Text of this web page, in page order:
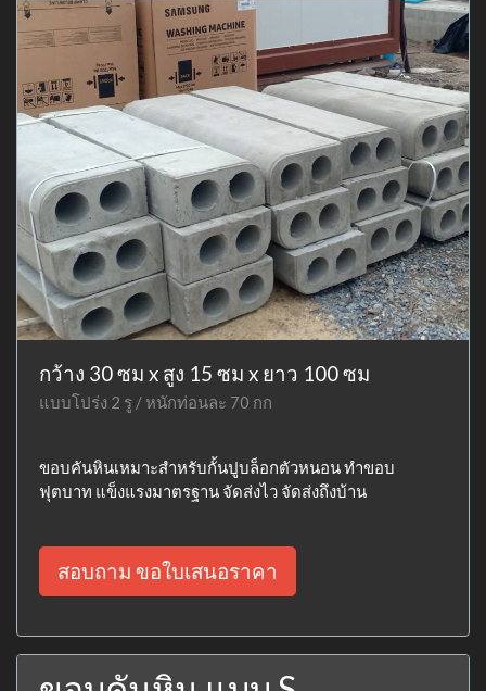
กว้าง 30 ซม x สูง 15 ซม x ยาว 100 ซม
แบบโปร่ง 2 รู / หนักท่อนละ 70 กก
ขอบคันหินเหมาะสำหรับกั้นปูบล็อกตัวหนอน ทำขอบ
ฟุตบาท แข็งแรงมาตรฐาน จัดส่งไว จัดส่งถึงบ้าน
สอบถาม ขอใบเสนอราคา